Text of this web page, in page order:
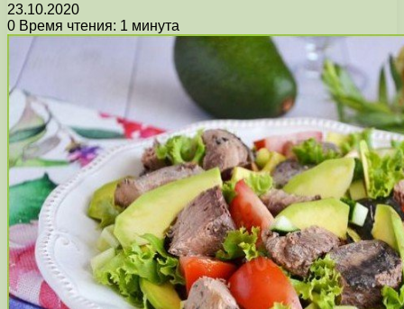
23.10.2020
0 Время чтения: 1 минута